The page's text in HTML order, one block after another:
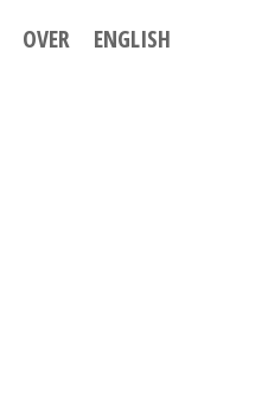
OVER ENGLISH